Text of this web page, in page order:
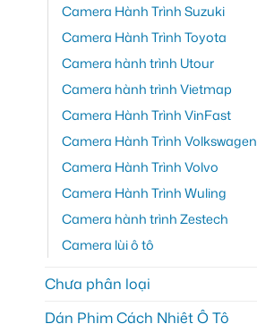
Camera Hành Trình Suzuki
Camera Hành Trình Toyota
Camera hành trình Utour
Camera hành trình Vietmap
Camera Hành Trình VinFast
Camera Hành Trình Volkswagen
Camera Hành Trình Volvo
Camera Hành Trình Wuling
Camera hành trình Zestech
Camera lùi ô tô
Chưa phân loại
Dán Phim Cách Nhiệt Ô Tô